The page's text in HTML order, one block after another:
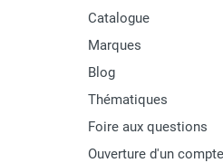
Catalogue
Marques
Blog
Thématiques
Foire aux questions
Ouverture d'un compte